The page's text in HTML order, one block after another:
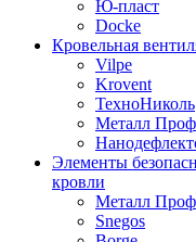
Ю-пласт
Docke
Кровельная
Vilpe
Krovent
ТехноНиколь
Металл
Элементы
кровли
Металл
Snegos